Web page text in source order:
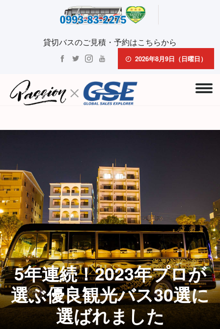
貸切バスのご見積・予約はこちらから
2026年8月9日（日曜日）
5年連続！2023年プロが
選ぶ優良観光バス30選に
選ばれました